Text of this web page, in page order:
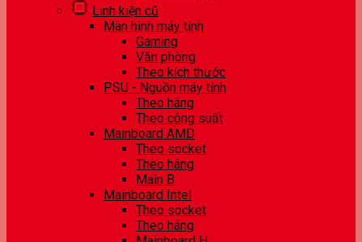
Linh kiện cũ
Màn hình máy tính
Gaming
Văn phòng
Theo kích thước
PSU - Nguồn máy tính
Theo hãng
Theo công suất
Mainboard AMD
Theo socket
Theo hãng
Main B
Mainboard Intel
Theo socket
Theo hãng